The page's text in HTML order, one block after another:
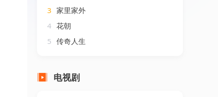
3 家里家外
4 花朝
5 传奇人生
电视剧